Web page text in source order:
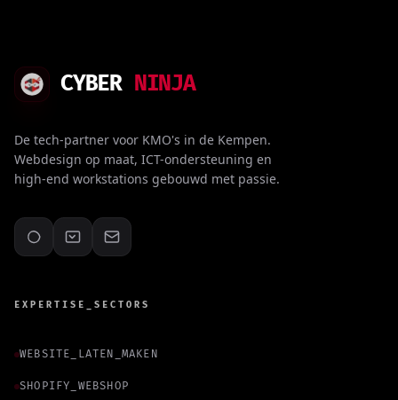
CYBER NINJA
De tech-partner voor KMO's in de Kempen.
Webdesign op maat, ICT-ondersteuning en
high-end workstations gebouwd met passie.
EXPERTISE_SECTORS
WEBSITE_LATEN_MAKEN
SHOPIFY_WEBSHOP